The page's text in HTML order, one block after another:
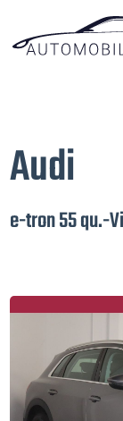
Audi
e-tron 55 qu.-